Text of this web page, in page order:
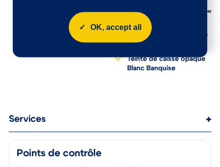
Parkings », « Météo » et «
Recherche locale »)
Prédisposition pour roue
de secours
Teinte de caisse opaque
Blanc Banquise
Services
Points de contrôle
OK, accept all